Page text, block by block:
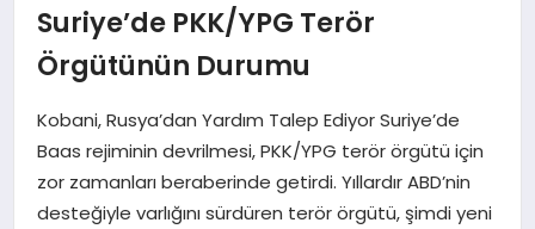
HABERLER
İŞ FIKIRLERI
KRIPTO HABER
Suriye’de PKK/YPG Terör
Örgütünün Durumu
Kobani, Rusya’dan Yardım Talep Ediyor Suriye’de
Baas rejiminin devrilmesi, PKK/YPG terör örgütü için
zor zamanları beraberinde getirdi. Yıllardır ABD’nin
desteğiyle varlığını sürdüren terör örgütü, şimdi yeni